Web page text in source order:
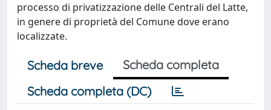
processo di privatizzazione delle Centrali del Latte,
in genere di proprietà del Comune dove erano
localizzate.
Scheda breve
Scheda completa
Scheda completa (DC)